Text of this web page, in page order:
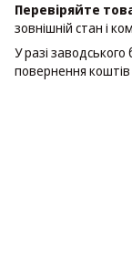
Перевіряйте
зовнішній стан і
У разі
повернення коштів